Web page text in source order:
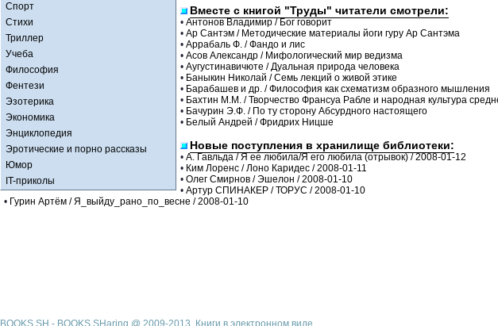
Спорт
Стихи
Триллер
Учеба
Философия
Фентези
Эзотерика
Экономика
Энциклопедия
Эротические и порно рассказы
Юмор
IT-приколы
Вместе с книгой "Труды" читатели смотрели:
• Антонов Владимир / Бог говорит
• Ар Сантэм / Методические материалы йоги гуру Ар Сантэма
• Аррабаль Ф. / Фандо и лис
• Асов Александр / Мифологический мир ведизма
• Аугустинавичюте / Дуальная природа человека
• Баныкин Николай / Семь лекций о живой этике
• Барабашев и др. / Философия как схематизм образного мышления
• Бахтин М.М. / Творчество Франсуа Рабле и народная культура
• Бачурин Э.Ф. / По ту сторону Абсурдного настоящего
• Белый Андрей / Фридрих Ницше
Новые поступления в хранилище библиотеки:
• А. Гавльда / Я ее любила/Я его любила (отрывок) / 2008-01-12
• Ким Лоренс / Лоно Каридес / 2008-01-11
• Олег Смирнов / Эшелон / 2008-01-10
• Артур СПИНАКЕР / ТОРУС / 2008-01-10
• Гурин Артём / Я_выйду_рано_по_весне / 2008-01-10
BOOKS.SH - BOOKS SHaring @ 2009-2013, Книги в электронном виде.